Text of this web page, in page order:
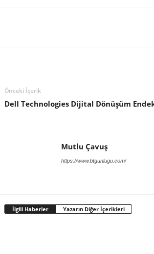
Önceki İçerik
Dell Technologies Dijital Dönüşüm
Mutlu Çavuş
https://www.btgunlugu.com/
İlgili Haberler Yazarın Diğer İçerikleri